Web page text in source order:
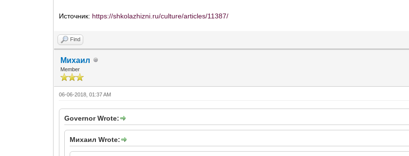
Источник: https://shkolazhizni.ru/culture/articles/11387/
Find
Михаил
Member
06-06-2018, 01:37 AM
Governor Wrote:
Михаил Wrote: